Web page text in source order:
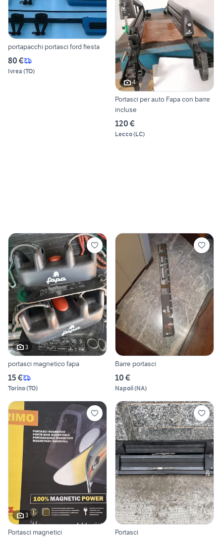
portapacchi portasci ford fiesta
80 €
Ivrea (TO)
4
Portasci per auto Fapa con barre
incluse
120 €
Lecco(LC)
3
portasci magnetico fapa
15 €
Torino(TO)
Barre portasci
10 €
Napoli(NA)
3
Portasci magnetici Portasci